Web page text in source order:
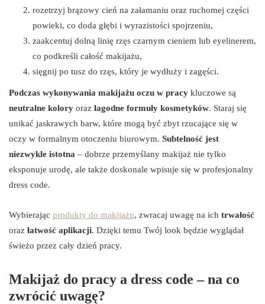
rozetrzyj brązowy cień na załamaniu oraz ruchomej części
powieki, co doda głębi i wyrazistości spojrzeniu,
zaakcentuj dolną linię rzęs czarnym cieniem lub eyelinerem,
co podkreśli całość makijażu,
sięgnij po tusz do rzęs, który je wydłuży i zagęści.
Podczas wykonywania makijażu oczu w pracy kluczowe są
neutralne kolory oraz łagodne formuły kosmetyków. Staraj się
unikać jaskrawych barw, które mogą być zbyt rzucające się w
oczy w formalnym otoczeniu biurowym. Subtelność jest
niezwykle istotna – dobrze przemyślany makijaż nie tylko
eksponuje urodę, ale także doskonale wpisuje się w profesjonalny
dress code.
Wybierając produkty do makijażu, zwracaj uwagę na ich trwałość
oraz łatwość aplikacji. Dzięki temu Twój look będzie wyglądał
świeżo przez cały dzień pracy.
Makijaż do pracy a dress code – na co
zwrócić uwagę?